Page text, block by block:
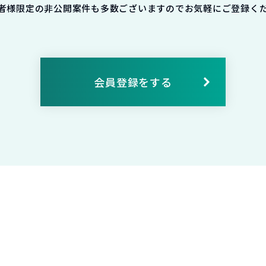
様限定の非公開案件も多数ございますのでお気軽にご登録く
会員登録をする